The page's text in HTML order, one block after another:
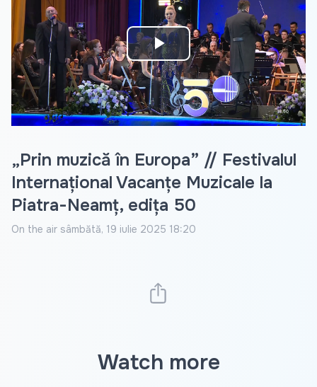
Play
Video
„Prin muzică în Europa” // Festivalul
Internațional Vacanțe Muzicale la
Piatra-Neamț, edița 50
On the air sâmbătă, 19 iulie 2025 18:20
Watch more